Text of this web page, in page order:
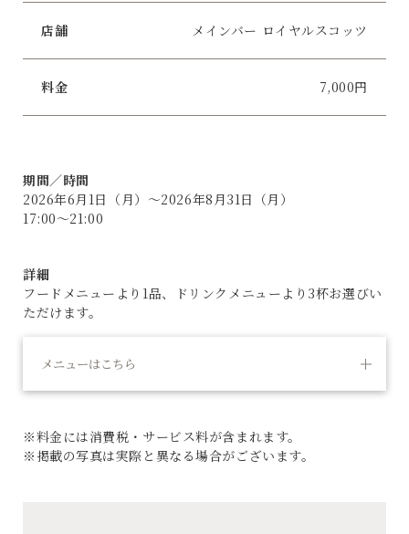
店舗 メインバー ロイヤルスコッツ
料金 7,000円
期間／時間
2026年6月1日（月）～2026年8月31日（月）
17:00～21:00
詳細
フードメニューより1品、ドリンクメニューより3杯お選びい
ただけます。
メニューはこちら
※料金には消費税・サービス料が含まれます。
※掲載の写真は実際と異なる場合がございます。